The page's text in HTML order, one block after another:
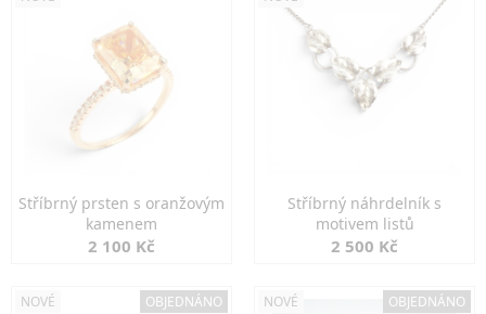
Stříbrný prsten s oranžovým
kamenem
2 100 Kč
Stříbrný náhrdelník s
motivem listů
2 500 Kč
NOVÉ OBJEDNÁNO NOVÉ OBJEDNÁNO